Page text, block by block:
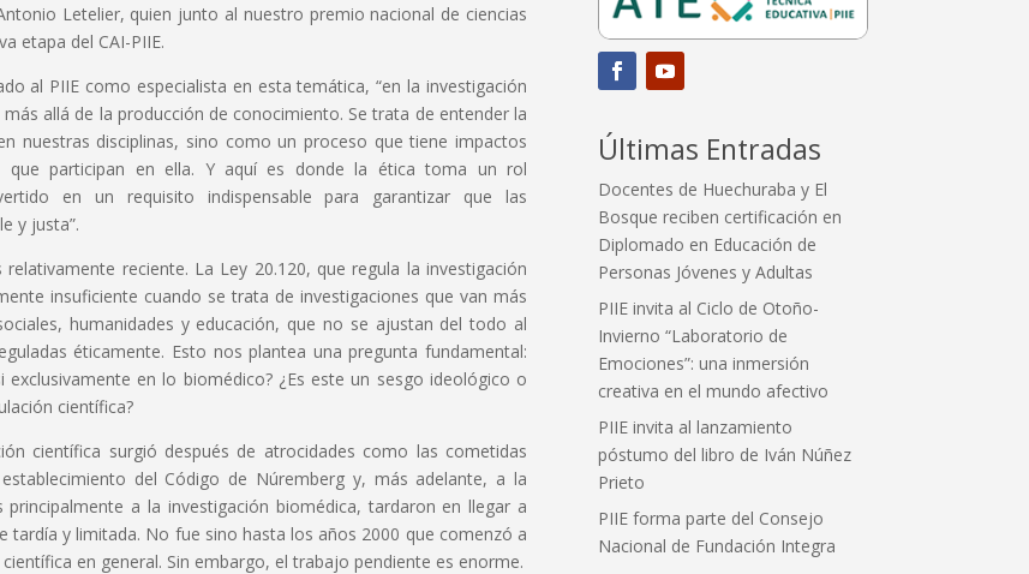
Letelier, quien junto al nuestro premio nacional de ciencias
etapa del CAI-PIIE.
al PIIE como especialista en esta temática, “en la investigación
allá de la producción de conocimiento. Se trata de entender la
nuestras disciplinas, sino como un proceso que tiene impactos
que participan en ella. Y aquí es donde la ética toma un rol
en un requisito indispensable para garantizar que las
y justa”.
reciente. La Ley 20.120, que regula la investigación
insuficiente cuando se trata de investigaciones que van más
humanidades y educación, que no se ajustan del todo al
éticamente. Esto nos plantea una pregunta fundamental:
en lo biomédico? ¿Es este un sesgo ideológico o
científica?
científica surgió después de atrocidades como las cometidas
del Código de Núremberg y, más adelante, a la
a la investigación biomédica, tardaron en llegar a
tardía y limitada. No fue sino hasta los años 2000 que comenzó a
en general. Sin embargo, el trabajo pendiente es enorme.
Últimas Entradas
Docentes de Huechuraba y El
Bosque reciben certificación en
Diplomado en Educación de
Personas Jóvenes y Adultas
PIIE invita al Ciclo de Otoño-
Invierno “Laboratorio de
Emociones”: una inmersión
creativa en el mundo afectivo
PIIE invita al lanzamiento
póstumo del libro de Iván Núñez
Prieto
PIIE forma parte del Consejo
Nacional de Fundación Integra